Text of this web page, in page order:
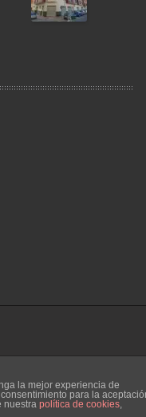
la mejor experiencia de
para la
nuestra política de cookies,